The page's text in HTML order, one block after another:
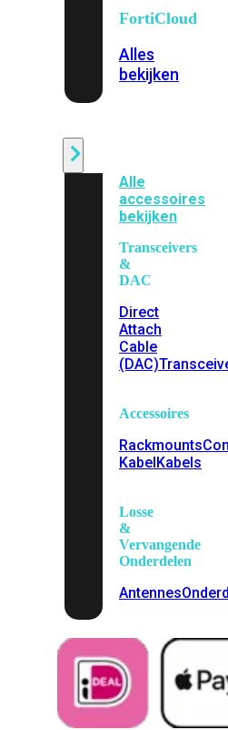
FortiCloud
Alles
bekijken
Alle
accessoires
bekijken
Transceivers
&
DAC
Direct
Attach
Cable
(DAC)
Accessoires
Rackmounts
KabelKabels
Losse
&
Vervangende
Onderdelen
Antennes